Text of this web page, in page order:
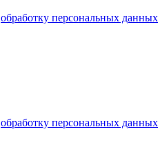
обработку персональных данных
обработку персональных данных